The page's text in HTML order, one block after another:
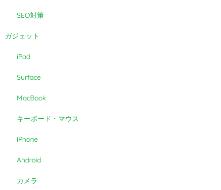
SEO対策
ガジェット
iPad
Surface
MacBook
キーボード・マウス
iPhone
Android
カメラ